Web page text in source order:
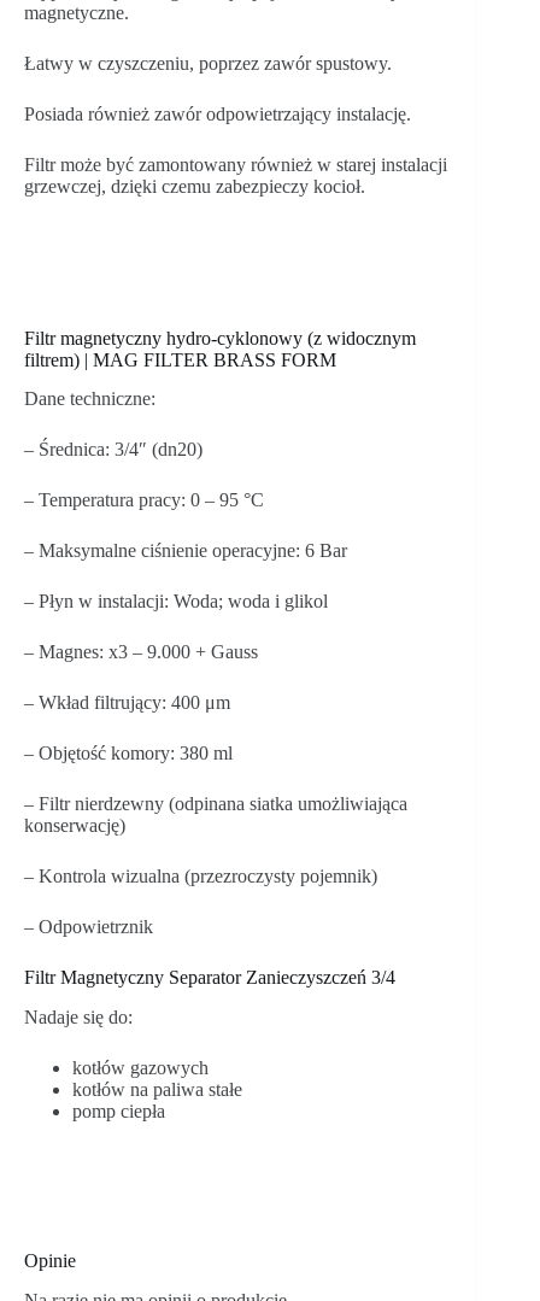
magnetyczne.
Łatwy w czyszczeniu, poprzez zawór spustowy.
Posiada również zawór odpowietrzający instalację.
Filtr może być zamontowany również w starej instalacji
grzewczej, dzięki czemu zabezpieczy kocioł.
Filtr magnetyczny hydro-cyklonowy (z widocznym
filtrem) | MAG FILTER BRASS FORM
Dane techniczne:
– Średnica: 3/4″ (dn20)
– Temperatura pracy: 0 – 95 °C
– Maksymalne ciśnienie operacyjne: 6 Bar
– Płyn w instalacji: Woda; woda i glikol
– Magnes: x3 – 9.000 + Gauss
– Wkład filtrujący: 400 μm
– Objętość komory: 380 ml
– Filtr nierdzewny (odpinana siatka umożliwiająca
konserwację)
– Kontrola wizualna (przezroczysty pojemnik)
– Odpowietrznik
Filtr Magnetyczny Separator Zanieczyszczeń 3/4
Nadaje się do:
kotłów gazowych
kotłów na paliwa stałe
pomp ciepła
Opinie